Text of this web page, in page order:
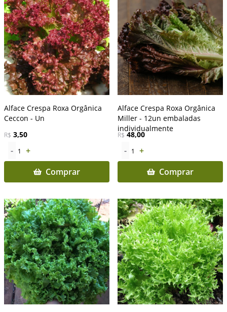
Alface Crespa Roxa Orgânica
Ceccon - Un
R$ 3,50
- 1
+
Comprar
Alface Crespa Roxa Orgânica
Miller - 12un embaladas
individualmente
R$ 48,00
- 1
+
Comprar